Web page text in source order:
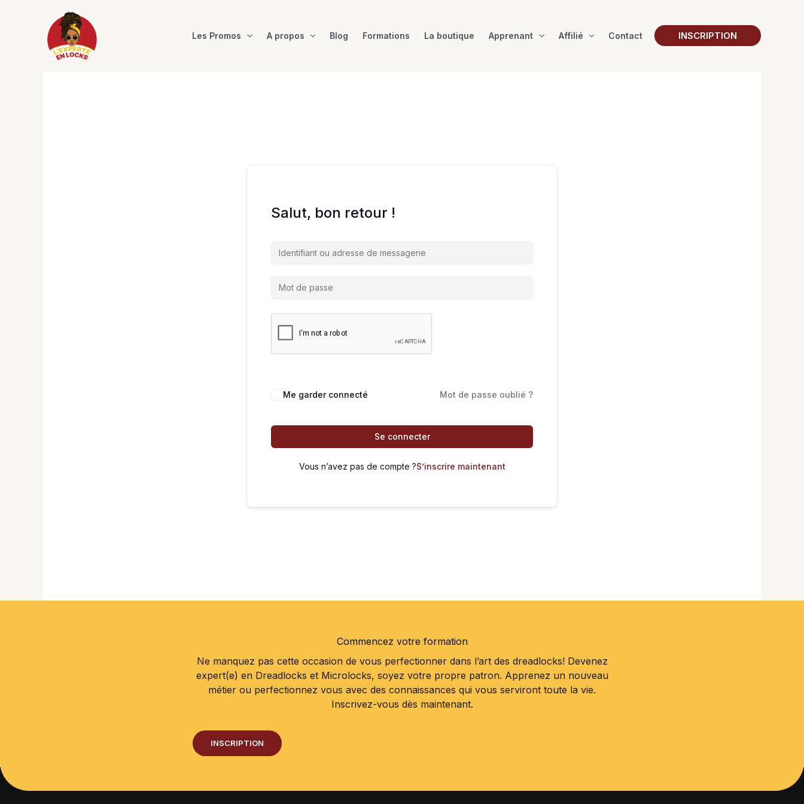
Les Promos A propos Blog Formations La boutique Apprenant Affilié Contact INSCRIPTION
Salut, bon retour !
Me garder connecté Mot de passe oublié ?
Se connecter
Vous n’avez pas de compte ?S’inscrire maintenant
Commencez votre formation
Ne manquez pas cette occasion de vous perfectionner dans l’art des dreadlocks! Devenez
expert(e) en Dreadlocks et Microlocks, soyez votre propre patron. Apprenez un nouveau
métier ou perfectionnez vous avec des connaissances qui vous serviront toute la vie.
Inscrivez-vous dès maintenant.
INSCRIPTION